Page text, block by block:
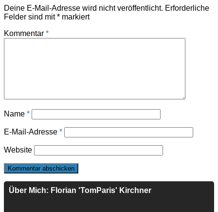
Deine E-Mail-Adresse wird nicht veröffentlicht. Erforderliche
Felder sind mit* markiert
Kommentar *
Name *
E-Mail-Adresse *
Website
Über Mich: Florian 'TomParis' Kirchner